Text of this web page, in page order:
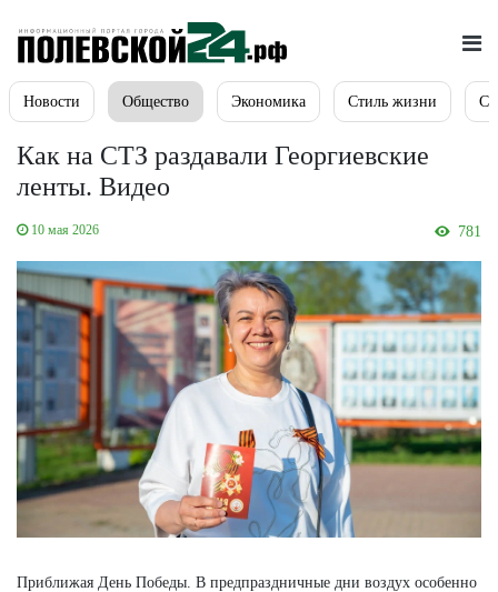
Новости Общество Экономика Стиль жизни
Как на СТЗ раздавали Георгиевские
ленты. Видео
10 мая 2026 781
Приближая День Победы. В предпраздничные дни воздух особенно